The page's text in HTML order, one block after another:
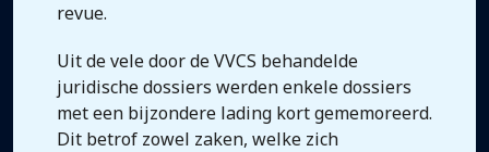
revue.
Uit de vele door de VVCS behandelde
juridische dossiers werden enkele dossiers
met een bijzondere lading kort gememoreerd.
Dit betrof zowel zaken, welke zich